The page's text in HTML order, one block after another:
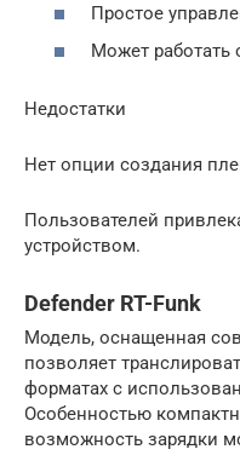
Простое
Может работать
Недостатки
Нет опции создания
Пользователей
устройством.
Defender RT-Funk
Модель, оснащенная
позволяет
форматах с
Особенностью
возможность зарядки